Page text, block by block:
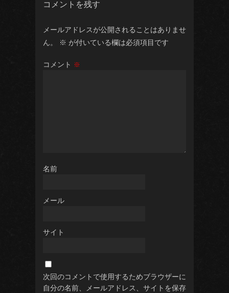
コメントを残す
メールアドレスが公開されることはありませ
ん。
※ が付いている欄は必須項目です
コメント ※
名前
メール
サイト
次回のコメントで使用するためブラウザーに
自分の名前、メールアドレス、サイトを保存